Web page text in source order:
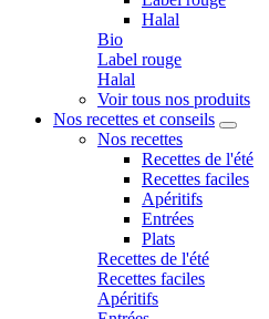
Halal
Bio
Label rouge
Halal
Voir tous nos produits
Nos recettes et conseils
Nos recettes
Recettes de l'été
Recettes faciles
Apéritifs
Entrées
Plats
Recettes de l'été
Recettes faciles
Apéritifs